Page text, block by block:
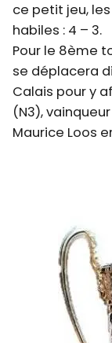
ce petit jeu,
habiles : 4 – 3.
Pour le 8ème
se déplacera
Calais pour y
(N3),
Maurice Loos